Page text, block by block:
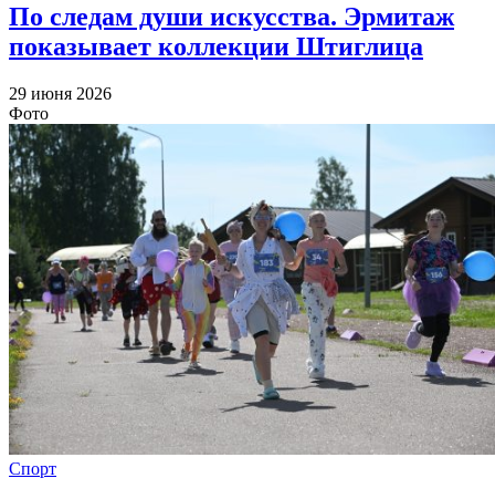
По следам души искусства. Эрмитаж
показывает коллекции Штиглица
29 июня 2026
Фото
Спорт